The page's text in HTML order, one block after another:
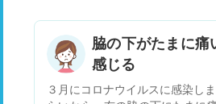
脇の下がたまに痛
感じる
３月にコロナウイルスに感染し